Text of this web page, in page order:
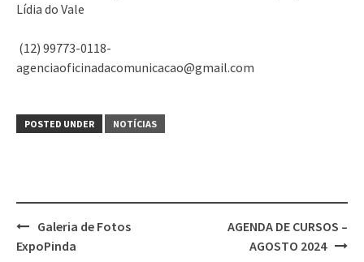
Lídia do Vale
(12) 99773-0118-
agenciaoficinadacomunicacao@gmail.com
POSTED UNDER NOTÍCIAS
Post
navigation
Galeria de Fotos
ExpoPinda
AGENDA DE CURSOS –
AGOSTO 2024